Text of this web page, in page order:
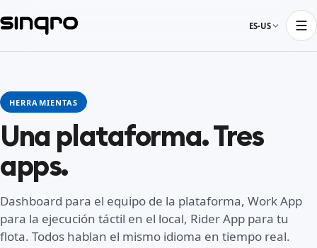
ES-US
HERRAMIENTAS
Una plataforma. Tres
apps.
Dashboard para el equipo de la plataforma, Work App
para la ejecución táctil en el local, Rider App para tu
flota. Todos hablan el mismo idioma en tiempo real.